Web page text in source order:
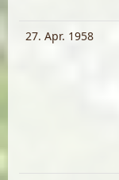
27. Apr. 1958